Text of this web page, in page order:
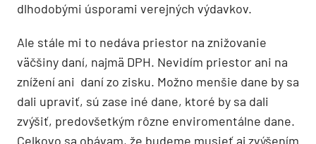
dlhodobými úsporami verejných výdavkov.
Ale stále mi to nedáva priestor na znižovanie
väčšiny daní, najmä DPH. Nevidím priestor ani na
znížení ani daní zo zisku. Možno menšie dane by sa
dali upraviť, sú zase iné dane, ktoré by sa dali
zvýšiť, predovšetkým rôzne enviromentálne dane.
Celkovo sa obávam, že budeme musieť aj zvýšením